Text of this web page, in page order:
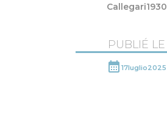
Callegari1930
PUBLIÉ LE
17luglio2025